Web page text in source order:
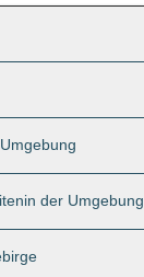
in der Umgebung